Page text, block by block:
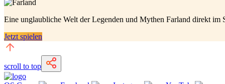
Eine unglaubliche Welt der Legenden und Mythen Farland direkt im
Jetzt spielen
scroll to top